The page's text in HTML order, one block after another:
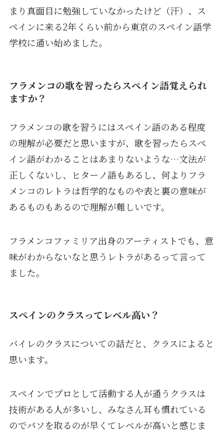
まり真面目に勉強していなかったけど（汗）、ス
ペインに来る2年くらい前から東京のスペイン語学
学校に通い始めました。
フラメンコの歌を習ったらスペイン語覚えられ
ますか？
フラメンコの歌を習うにはスペイン語のある程度
の理解が必要だと思いますが、歌を習ったらスペ
イン語がわかることはあまりないような…文法が
正しくないし、ヒターノ語もあるし、何よりフラ
メンコのレトラは哲学的なものや表と裏の意味が
あるものもあるので理解が難しいです。
フラメンコファミリア出身のアーティストでも、意
味がわからないなと思うレトラがあるって言って
ました。
スペインのクラスってレベル高い？
バイレのクラスについての話だと、クラスによると
思います。
スペインでプロとして活動する人が通うクラスは
技術がある人が多いし、みなさん耳も慣れている
のでパソを取るのが早くてレベルが高いと感じま